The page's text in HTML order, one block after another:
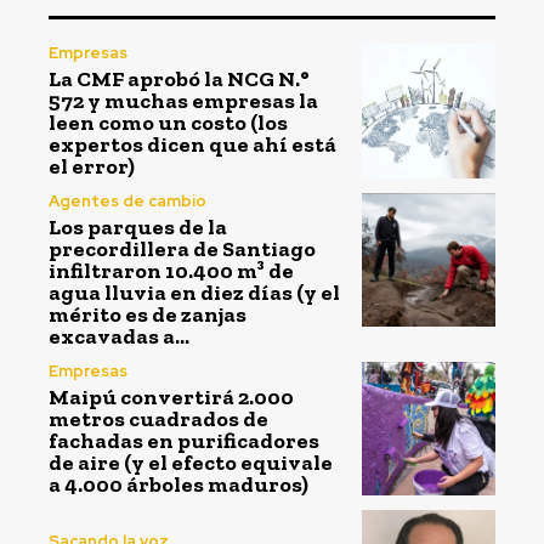
Empresas
La CMF aprobó la NCG N.°
572 y muchas empresas la
leen como un costo (los
expertos dicen que ahí está
el error)
Agentes de cambio
Los parques de la
precordillera de Santiago
infiltraron 10.400 m³ de
agua lluvia en diez días (y el
mérito es de zanjas
excavadas a...
Empresas
Maipú convertirá 2.000
metros cuadrados de
fachadas en purificadores
de aire (y el efecto equivale
a 4.000 árboles maduros)